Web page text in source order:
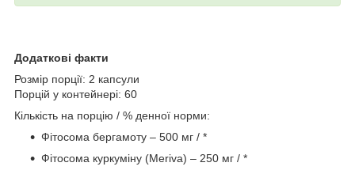
Додаткові факти
Розмір порції: 2 капсули
Порцій у контейнері: 60
Кількість на порцію / % денної норми:
Фітосома бергамоту – 500 мг / *
Фітосома куркуміну (Meriva) – 250 мг / *